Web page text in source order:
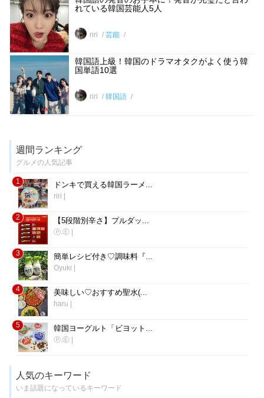
れている韓国芸能人5人
riri 芸能
韓国語上級！韓国のドラマオタクがよく使う韓
国単語10選
riri 韓国語
週間ランキング
グルメの人気記事
1 ドンキで買える韓国ラーメ...
riri
2 【5段階別辛さ】プルダッ...
Ⓟ.Ⓔ
3 簡単レシピ付き♡調味料『...
Oyuki
4 美味しい♡おすすめ聖水(...
haru
5 韓国ヨーグルト「ビヨット...
Ⓟ.Ⓔ
人気のキーワード
いま話題になっているキーワード